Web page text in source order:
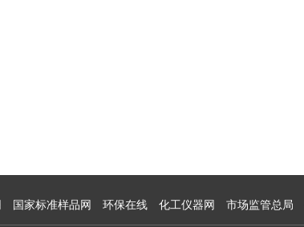
国家标准样品网 环保在线 化工仪器网 市场监管总局